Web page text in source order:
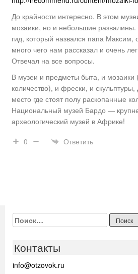
До крайности интересно. В этом
мозаики, но и небольшие
гид, который назвался папа Максим,
много чего нам рассказал и очень
Отвечал на все вопросы.
В музеи и предметы быта, и мозаики
количество), и фрески, и
место где стоят полу раскопанные
Национальный музей Бардо —
археологический музей в Африке!
0
Ответить
Найти:
Контакты
info@otzovok.ru